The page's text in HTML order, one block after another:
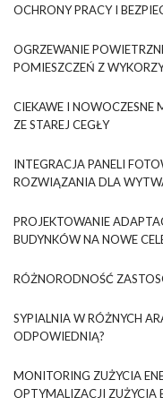
OCHRONY PRACY I
OGRZEWANIE
POMIESZCZEŃ Z
CIEKAWE I NOWOCZESNE
ZE STAREJ CEGŁY
INTEGRACJA PANELI
ROZWIĄZANIA DLA
PROJEKTOWANIE
BUDYNKÓW NA NOWE
RÓŻNORODNOŚĆ
SYPIALNIA W RÓŻNYCH
ODPOWIEDNIĄ?
MONITORING ZUŻYCIA
OPTYMALIZACJI ZUŻYCIA